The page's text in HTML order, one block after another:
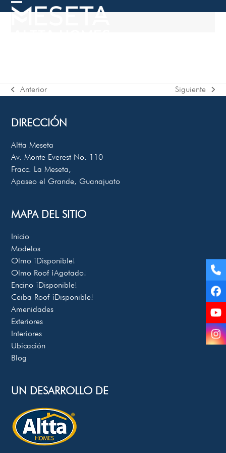
Skip
Open
Close
previous
Anterior
next
Siguiente
DIRECCIÓN
Altta Meseta
Av. Monte Everest No. 110
Fracc. La Meseta,
Apaseo el Grande, Guanajuato
MAPA DEL SITIO
Inicio
Modelos
Olmo ¡Disponible!
Olmo Roof ¡Agotado!
Encino ¡Disponible!
Ceiba Roof ¡Disponible!
Amenidades
Exteriores
Interiores
Ubicación
Blog
UN DESARROLLO DE